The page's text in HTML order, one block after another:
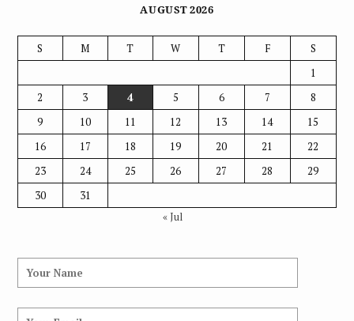
AUGUST 2026
S M T W T F
S
1
2
3 4 5 6 7
8
9
10 11 12 13 14
15
16
17 18 19 20 21
22
23
24 25 26 27 28
29
30
31
« Jul